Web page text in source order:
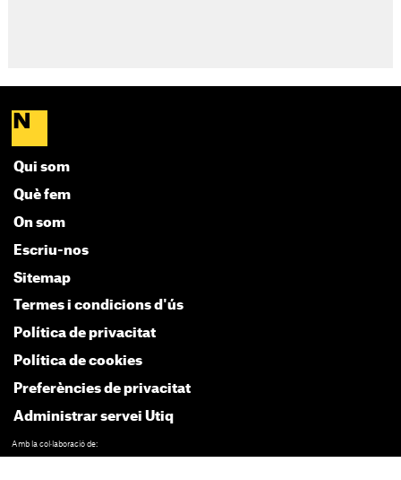
Qui som
Què fem
On som
Escriu-nos
Sitemap
Termes i condicions d'ús
Política de privacitat
Política de cookies
Preferències de privacitat
Administrar servei Utiq
Amb la col·laboració de: